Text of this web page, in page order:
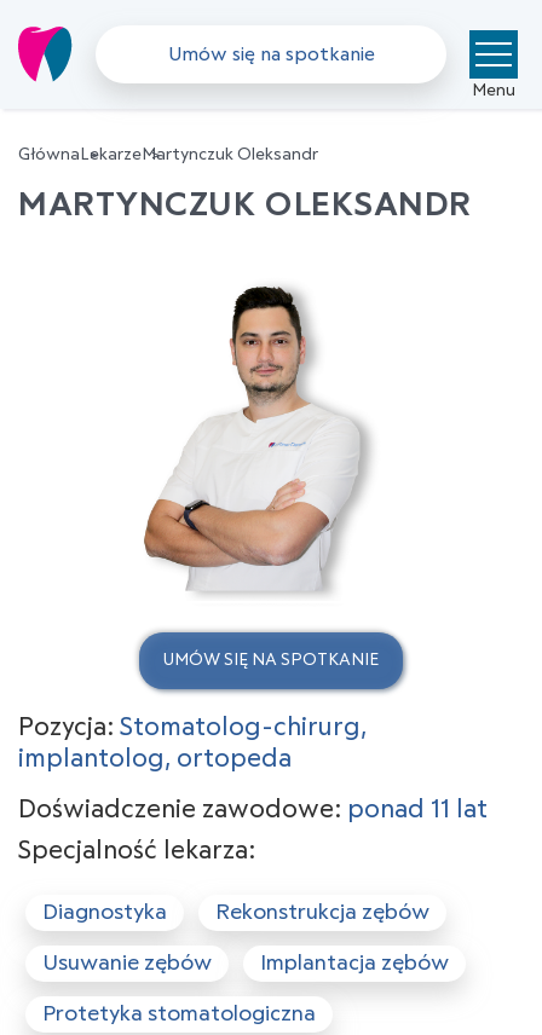
Umów się na spotkanie
Menu
Główna Lekarze Martynczuk Oleksandr
MARTYNCZUK OLEKSANDR
Pozycja: Stomatolog-chirurg,
implantolog, ortopeda
Doświadczenie zawodowe: ponad 11 lat
Specjalność lekarza:
Diagnostyka Rekonstrukcja zębów
Usuwanie zębów Implantacja zębów
Protetyka stomatologiczna
UMÓW SIĘ NA SPOTKANIE